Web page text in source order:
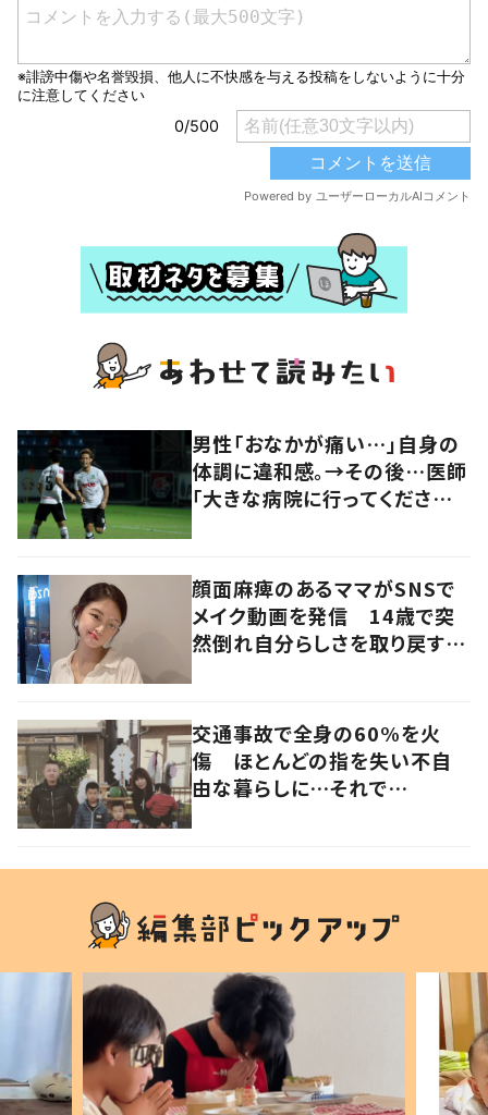
男性「おなかが痛い…」自身の
体調に違和感。→その後…医師
「大きな病院に行ってください」
迫る
顔面麻痺のあるママがSNSで
メイク動画を発信 14歳で突
然倒れ自分らしさを取り戻すま
交通事故で全身の60%を火
傷 ほとんどの指を失い不自
由な暮らしに…それで